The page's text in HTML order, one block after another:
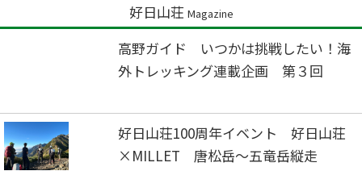
好日山荘 Magazine
高野ガイド いつかは挑戦したい！海
外トレッキング連載企画 第３回
好日山荘100周年イベント 好日山荘
×MILLET 唐松岳～五竜岳縦走